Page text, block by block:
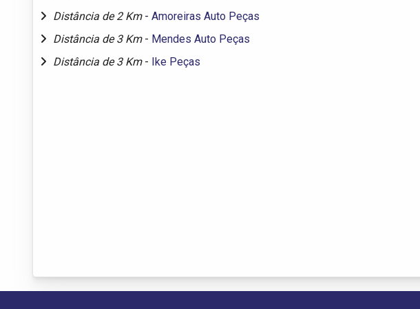
Distância de 2 Km - Amoreiras Auto Peças
Distância de 3 Km - Mendes Auto Peças
Distância de 3 Km - Ike Peças